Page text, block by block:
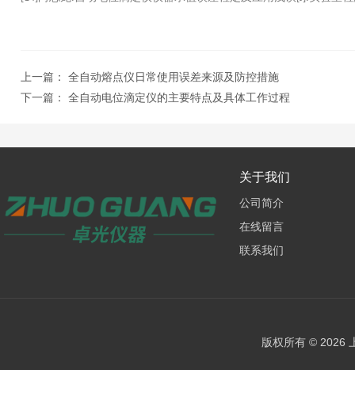
上一篇： 全自动熔点仪日常使用误差来源及防控措施
下一篇： 全自动电位滴定仪的主要特点及具体工作过程
关于我们
公司简介
在线留言
联系我们
版权所有 © 2026